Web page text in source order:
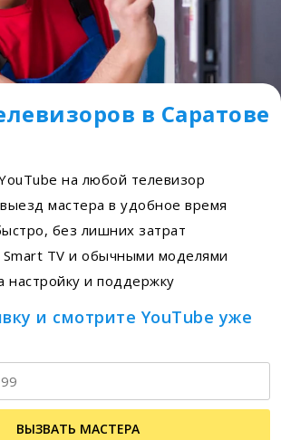
в Саратове
на любой телевизор
мастера в удобное время
без лишних затрат
Smart TV и обычными моделями
настройку и поддержку
и смотрите YouTube уже
ВЫЗВАТЬ МАСТЕРА